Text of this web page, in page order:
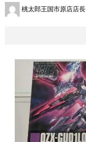
桃太郎王国市原店店長